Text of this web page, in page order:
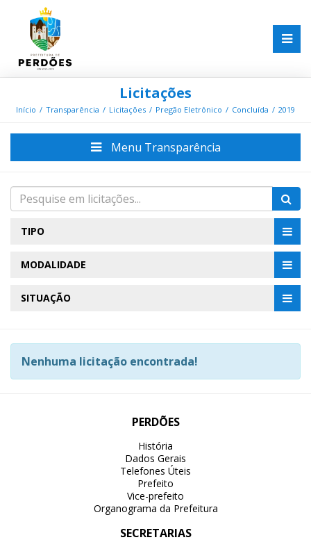
Licitações
Início Transparência Licitações Pregão Eletrônico Concluída 2019
Menu Transparência
TIPO
MODALIDADE
SITUAÇÃO
Nenhuma licitação encontrada!
PERDÕES
História
Dados Gerais
Telefones Úteis
Prefeito
Vice-prefeito
Organograma da Prefeitura
SECRETARIAS